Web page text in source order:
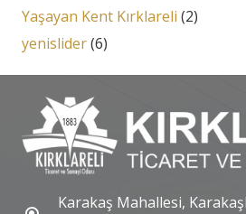
Yaşayan Kent Kırklareli (2)
yenislider(6)
Karakaş Mahallesi,